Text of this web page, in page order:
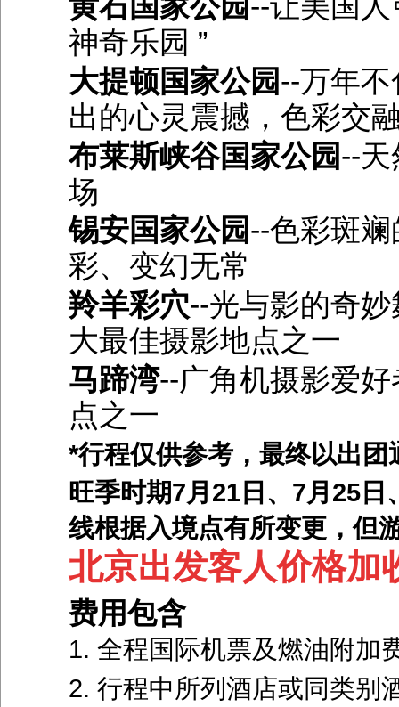
神奇乐园 ”
大提顿国家公园--万年
出的心灵震撼，色彩交
布莱斯峡谷国家公园--
场
锡安国家公园--色彩斑
彩、变幻无常
羚羊彩穴--光与影的奇
大最佳摄影地点之一
马蹄湾--广角机摄影爱
点之一
*行程仅供参考，最终以出团
旺季时期7月21日、7月25
线根据入境点有所变更，但
北京出发客人价格加
费用包含
1. 全程国际机票及燃油附加
2. 行程中所列酒店或同类别